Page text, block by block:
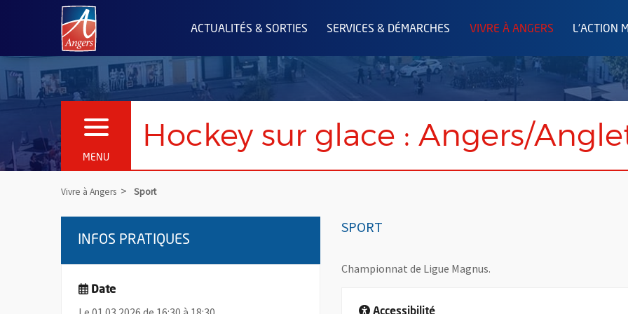
Angers.fr : Retour à l'accueil
ACTUALITÉS & SORTIES SERVICES & DÉMARCHES VIVRE À ANGERS L'ACTION
MENU
OUVRIR LE MENU Hockey sur glace : Angers/
Vivre à Angers Sport
SPORT
Championnat de Ligue Magnus.
INFOS PRATIQUES
Date